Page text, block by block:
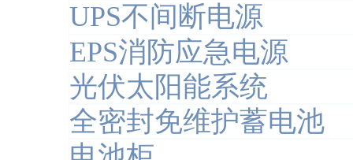
UPS不间断电源
EPS消防应急电源
光伏太阳能系统
全密封免维护蓄电池